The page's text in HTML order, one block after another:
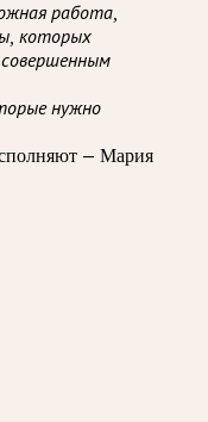
работа,
которых
нужно
— Мария